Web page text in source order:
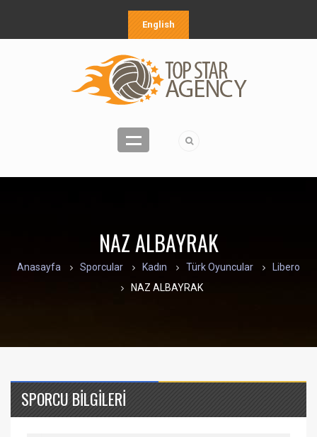
English
NAZ ALBAYRAK
Anasayfa Sporcular Kadın Türk Oyuncular
Libero
NAZ ALBAYRAK
SPORCU BİLGİLERİ